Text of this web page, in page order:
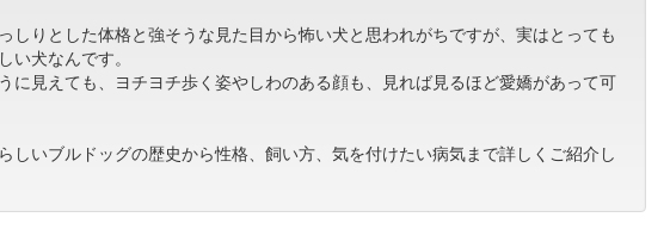
しりとした体格と強そうな見た目から怖い犬と思われがちですが、実はとっても
い犬なんです。
に見えても、ヨチヨチ歩く姿やしわのある顔も、見れば見るほど愛嬌があって可
しいブルドッグの歴史から性格、飼い方、気を付けたい病気まで詳しくご紹介し